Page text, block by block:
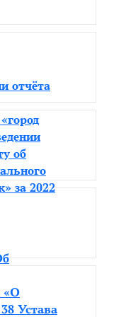
отчёта
об
за 2022
«О
Устава